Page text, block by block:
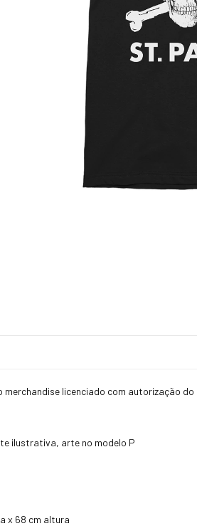
licenciado com autorização do
ilustrativa, arte no modelo P
x 68 cm altura